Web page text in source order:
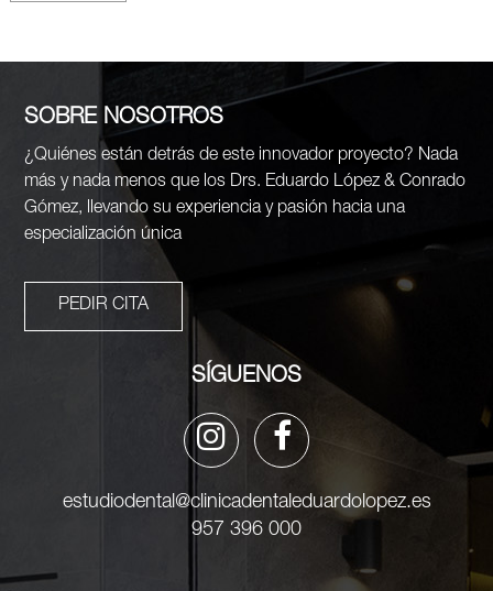
SOBRE NOSOTROS
¿Quiénes están detrás de este innovador proyecto? Nada
más y nada menos que los Drs. Eduardo López & Conrado
Gómez, llevando su experiencia y pasión hacia una
especialización única
PEDIR CITA
SÍGUENOS
estudiodental@clinicadentaleduardolopez.es
957 396 000